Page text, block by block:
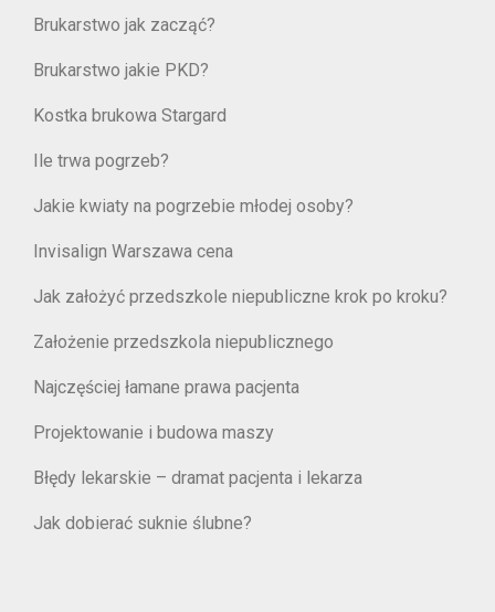
Brukarstwo jak zacząć?
Brukarstwo jakie PKD?
Kostka brukowa Stargard
Ile trwa pogrzeb?
Jakie kwiaty na pogrzebie młodej osoby?
Invisalign Warszawa cena
Jak założyć przedszkole niepubliczne krok po kroku?
Założenie przedszkola niepublicznego
Najczęściej łamane prawa pacjenta
Projektowanie i budowa maszy
Błędy lekarskie – dramat pacjenta i lekarza
Jak dobierać suknie ślubne?